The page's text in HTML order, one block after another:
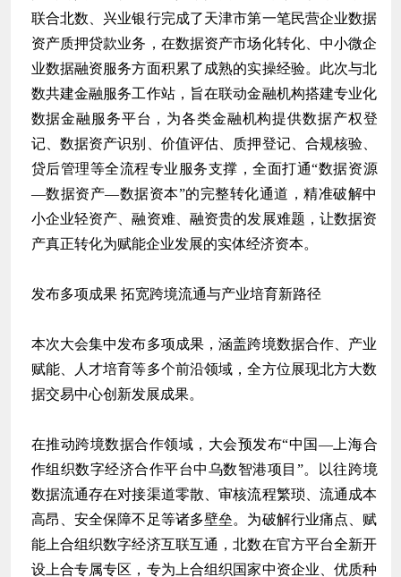
联合北数、兴业银行完成了天津市第一笔民营企业数据
资产质押贷款业务，在数据资产市场化转化、中小微企
业数据融资服务方面积累了成熟的实操经验。此次与北
数共建金融服务工作站，旨在联动金融机构搭建专业化
数据金融服务平台，为各类金融机构提供数据产权登
记、数据资产识别、价值评估、质押登记、合规核验、
贷后管理等全流程专业服务支撑，全面打通“数据资源
—数据资产—数据资本”的完整转化通道，精准破解中
小企业轻资产、融资难、融资贵的发展难题，让数据资
产真正转化为赋能企业发展的实体经济资本。
发布多项成果 拓宽跨境流通与产业培育新路径
本次大会集中发布多项成果，涵盖跨境数据合作、产业
赋能、人才培育等多个前沿领域，全方位展现北方大数
据交易中心创新发展成果。
在推动跨境数据合作领域，大会预发布“中国—上海合
作组织数字经济合作平台中乌数智港项目 ”。以往跨境
数据流通存在对接渠道零散、审核流程繁琐、流通成本
高昂、安全保障不足等诸多壁垒。为破解行业痛点、赋
能上合组织数字经济互联互通，北数在官方平台全新开
设上合专属专区，专为上合组织国家中资企业、优质种